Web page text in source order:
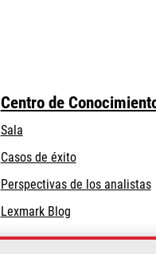
Centro de
Sala
Casos de éxito
Perspectivas de los analistas
Lexmark Blog